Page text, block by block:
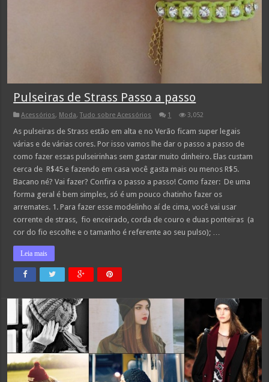
Pulseiras de Strass Passo a passo
Acessórios, Moda,Tudo sobre Acessórios 1 3,052
As pulseiras de Strass estão em alta e no Verão ficam super legais
várias e de várias cores. Por isso vamos lhe dar o passo a passo de
como fazer essas pulseirinhas sem gastar muito dinheiro. Elas custam
cerca de R$45 e fazendo em casa você gasta mais ou menos R$5.
Bacano né? Vai fazer? Confira o passo a passo! Como fazer: De uma
forma geral é bem simples, só é um pouco chatinho fazer os
arremates. 1. Para fazer esse modelinho aí de cima, você vai usar
corrente de strass, fio enceirado, corda de couro e duas ponteiras (a
cor do fio escolhe e o tamanho é referente ao seu pulso); …
Leia mais